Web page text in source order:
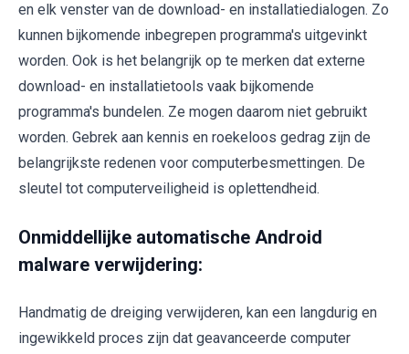
en elk venster van de download- en installatiedialogen. Zo
kunnen bijkomende inbegrepen programma's uitgevinkt
worden. Ook is het belangrijk op te merken dat externe
download- en installatietools vaak bijkomende
programma's bundelen. Ze mogen daarom niet gebruikt
worden. Gebrek aan kennis en roekeloos gedrag zijn de
belangrijkste redenen voor computerbesmettingen. De
sleutel tot computerveiligheid is oplettendheid.
Onmiddellijke automatische Android
malware verwijdering:
Handmatig de dreiging verwijderen, kan een langdurig en
ingewikkeld proces zijn dat geavanceerde computer